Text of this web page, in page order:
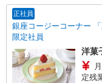
正社員
銀座コージーコーナー
限定社員
洋菓
定残